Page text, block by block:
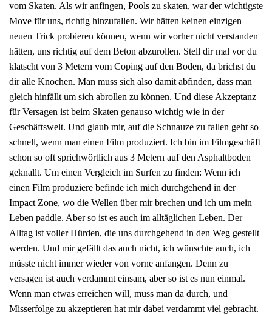
vom Skaten. Als wir anfingen, Pools zu skaten, war der wichtigste
Move für uns, richtig hinzufallen. Wir hätten keinen einzigen
neuen Trick probieren können, wenn wir vorher nicht verstanden
hätten, uns richtig auf dem Beton abzurollen. Stell dir mal vor du
klatscht von 3 Metern vom Coping auf den Boden, da brichst du
dir alle Knochen. Man muss sich also damit abfinden, dass man
gleich hinfällt um sich abrollen zu können. Und diese Akzeptanz
für Versagen ist beim Skaten genauso wichtig wie in der
Geschäftswelt. Und glaub mir, auf die Schnauze zu fallen geht so
schnell, wenn man einen Film produziert. Ich bin im Filmgeschäft
schon so oft sprichwörtlich aus 3 Metern auf den Asphaltboden
geknallt. Um einen Vergleich im Surfen zu finden: Wenn ich
einen Film produziere befinde ich mich durchgehend in der
Impact Zone, wo die Wellen über mir brechen und ich um mein
Leben paddle. Aber so ist es auch im alltäglichen Leben. Der
Alltag ist voller Hürden, die uns durchgehend in den Weg gestellt
werden. Und mir gefällt das auch nicht, ich wünschte auch, ich
müsste nicht immer wieder von vorne anfangen. Denn zu
versagen ist auch verdammt einsam, aber so ist es nun einmal.
Wenn man etwas erreichen will, muss man da durch, und
Misserfolge zu akzeptieren hat mir dabei verdammt viel gebracht.